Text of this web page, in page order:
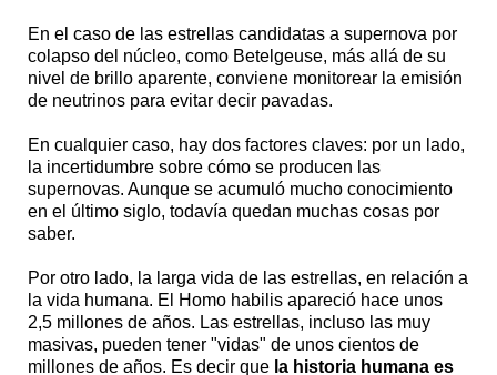
En el caso de las estrellas candidatas a supernova por
colapso del núcleo, como Betelgeuse, más allá de su
nivel de brillo aparente, conviene monitorear la emisión
de neutrinos para evitar decir pavadas.
En cualquier caso, hay dos factores claves: por un lado,
la incertidumbre sobre cómo se producen las
supernovas. Aunque se acumuló mucho conocimiento
en el último siglo, todavía quedan muchas cosas por
saber.
Por otro lado, la larga vida de las estrellas, en relación a
la vida humana. El Homo habilis apareció hace unos
2,5 millones de años. Las estrellas, incluso las muy
masivas, pueden tener "vidas" de unos cientos de
millones de años. Es decir que la historia humana es